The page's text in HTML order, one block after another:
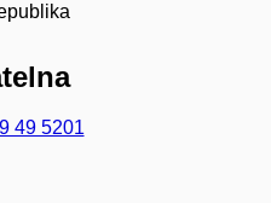
49 5201